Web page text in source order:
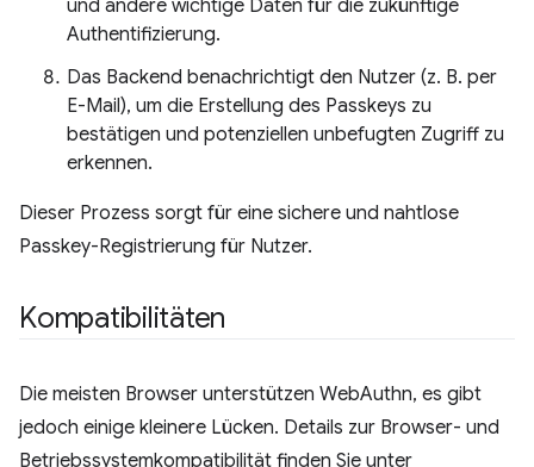
und andere wichtige Daten für die zukünftige
Authentifizierung.
Das Backend benachrichtigt den Nutzer (z. B. per
E-Mail), um die Erstellung des Passkeys zu
bestätigen und potenziellen unbefugten Zugriff zu
erkennen.
Dieser Prozess sorgt für eine sichere und nahtlose
Passkey-Registrierung für Nutzer.
Kompatibilitäten
Die meisten Browser unterstützen WebAuthn, es gibt
jedoch einige kleinere Lücken. Details zur Browser- und
Betriebssystemkompatibilität finden Sie unter